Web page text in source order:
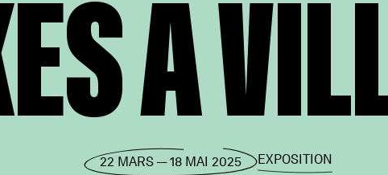
A
22 MARS — 18 MAI 2025 EXPOSITION